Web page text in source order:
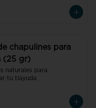
chapulines para
(25 gr)
naturales para
tu tlayuda